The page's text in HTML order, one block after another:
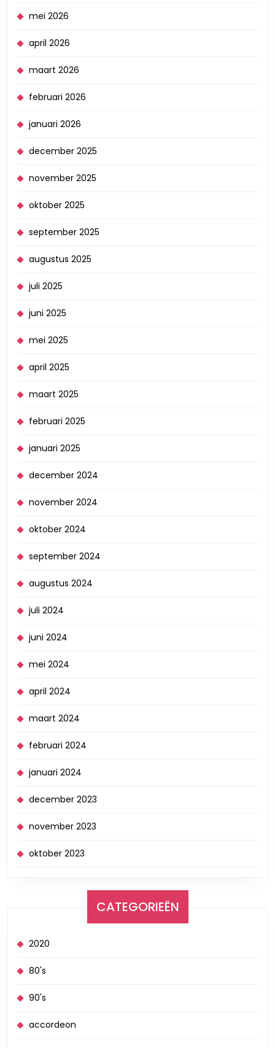
mei 2026
april 2026
maart 2026
februari 2026
januari 2026
december 2025
november 2025
oktober 2025
september 2025
augustus 2025
juli 2025
juni 2025
mei 2025
april 2025
maart 2025
februari 2025
januari 2025
december 2024
november 2024
oktober 2024
september 2024
augustus 2024
juli 2024
juni 2024
mei 2024
april 2024
maart 2024
februari 2024
januari 2024
december 2023
november 2023
oktober 2023
CATEGORIEËN
2020
80's
90's
accordeon